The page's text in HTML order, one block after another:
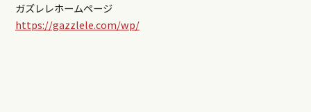
ガズレレホームページ
https://gazzlele.com/wp/